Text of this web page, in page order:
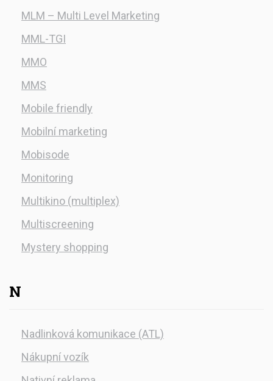
MLM – Multi Level Marketing
MML-TGI
MMO
MMS
Mobile friendly
Mobilní marketing
Mobisode
Monitoring
Multikino (multiplex)
Multiscreening
Mystery shopping
N
Nadlinková komunikace (ATL)
Nákupní vozík